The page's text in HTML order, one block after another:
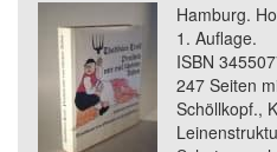
Hamburg.
1. Auflage.
ISBN
247 Seiten
Schöllkopf.,